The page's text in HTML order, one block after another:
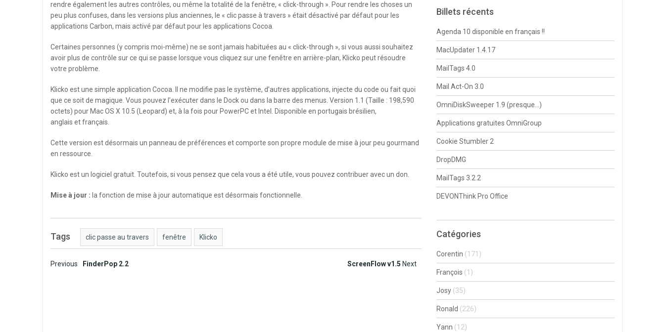
rendre également les autres contrôles, ou même la totalité de la fenêtre, « click-through ». Pour rendre les choses un
peu plus confuses, dans les versions plus anciennes, le « clic passe à travers » était désactivé par défaut pour les
applications Carbon, mais activé par défaut pour les applications Cocoa.
Certaines personnes (y compris moi-même) ne se sont jamais habituées au « click-through », si vous aussi souhaitez
avoir plus de contrôle sur ce qui se passe lorsque vous cliquez sur une fenêtre en arrière-plan, Klicko peut résoudre
votre problème.
Klicko est une simple application Cocoa. Il ne modifie pas le système, d’autres applications, injecte du code ou fait quoi
que ce soit de magique. Vous pouvez l’exécuter dans le Dock ou dans la barre des menus. Version 1.1 (Taille : 198,590
octets) pour Mac OS X 10.5 (Leopard) et, à la fois pour PowerPC et Intel. Disponible en portugais brésilien,
anglais et français.
Cette version est désormais un panneau de préférences et comporte son propre module de mise à jour peu gourmand
en ressource.
Klicko est un logiciel gratuit. Toutefois, si vous pensez que cela vous a été utile, vous pouvez contribuer avec un don.
Mise à jour : la fonction de mise à jour automatique est désormais fonctionnelle.
Tags clic passe au travers fenêtre Klicko
Post
Previous FinderPop 2.2 ScreenFlow v1.5 Next
Billets récents
Agenda 10 disponible en français !!
MacUpdater 1.4.17
MailTags 4.0
Mail Act-On 3.0
OmniDiskSweeper 1.9 (presque…)
Applications gratuites OmniGroup
Cookie Stumbler 2
DropDMG
MailTags 3.2.2
DEVONThink Pro Office
Catégories
Corentin (171)
François (1)
Josy (35)
Ronald (226)
Yann (12)